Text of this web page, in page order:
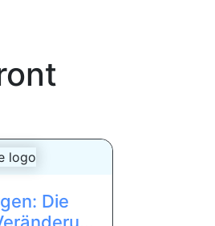
Die